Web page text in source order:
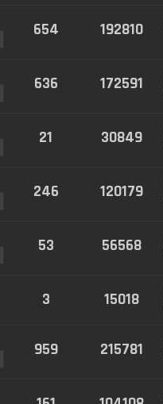
654 192810
636 172591
21 30849
246 120179
53 56568
3 15018
959 215781